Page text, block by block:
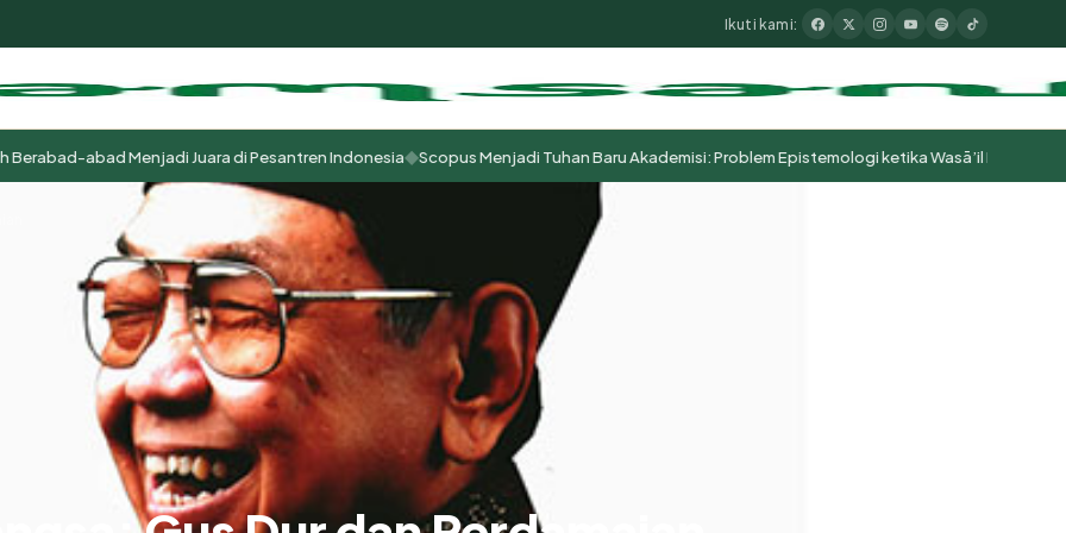
Ikuti kami:
abad Menjadi Juara di Pesantren Indonesia◆Scopus Menjadi Tuhan Baru Akademisi: Problem Epistemologi ketika Wasā’il Berubah